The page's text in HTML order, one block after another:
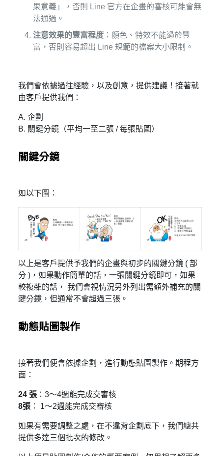
果意義」，否則 Line 官方在企畫的審核可能會無
法通過。
注意效果的豐富程度：顏色、特效不能過於豐
富，否則容易超出 Line 規範的檔案大小限制。
我們會依據過往經驗，以及創意，提供建議！接著就
由客戶提供我們：
A. 企劃
B. 關鍵分鏡（平均一至二張 / 每張貼圖）
關鍵分鏡
如以下圖：
以上是客戶提供予我們的企畫與初步的關鍵分鏡 ( 部
分 )，如果動作簡單的話，一張關鍵分鏡即可，如果
較複雜的話， 我們會視情況另外列出需額外補充的關
鍵分鏡，但通常不會超過三張。
動態貼圖製作
接著我們便會依據企劃，進行動態貼圖製作。期程方
面：
24 張：3～4週能完成交審核
8張： 1～2週能完成交審核
如果有需要調整之處，在不違背企劃底下，我們總共
提供多達三個批次的修改。